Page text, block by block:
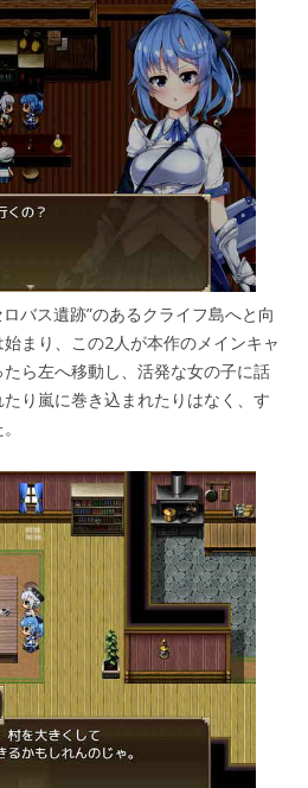
バス遺跡”のあるクライフ島へと向
まり、この2人が本作のメインキャ
ら左へ移動し、活発な女の子に話
り嵐に巻き込まれたりはなく、す